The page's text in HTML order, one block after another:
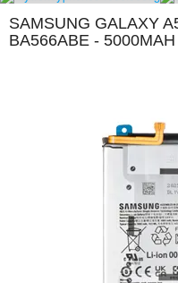
SAMSUNG GALAXY
BA566ABE - 5000MAH